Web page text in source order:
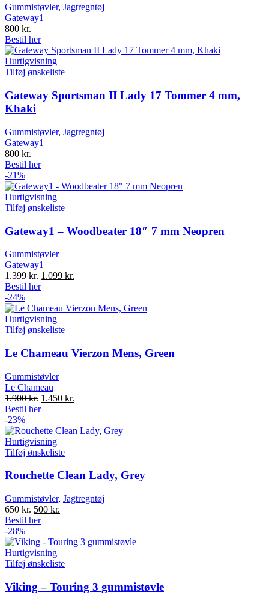
Gummistøvler, Jagtregntøj
Gateway1
800 kr.
Bestil her
Hurtigvisning
Tilføj ønskeliste
Gateway Sportsman II Lady 17 Tommer 4 mm,
Khaki
Gummistøvler, Jagtregntøj
Gateway1
800 kr.
Bestil her
-21%
Hurtigvisning
Tilføj ønskeliste
Gateway1 – Woodbeater 18″ 7 mm Neopren
Gummistøvler
Gateway1
1.399kr. Original
price
1.399 kr..
1.099 kr.
1.099 kr..
Bestil her
-24%
Hurtigvisning
Tilføj ønskeliste
Le Chameau Vierzon Mens, Green
Gummistøvler
Le Chameau
1.900kr. Original
price
1.900 kr..
1.450 kr.
1.450 kr..
Bestil her
-23%
Hurtigvisning
Tilføj ønskeliste
Rouchette Clean Lady, Grey
Gummistøvler, Jagtregntøj
650kr. Original
price
650 kr..
500 kr.
500 kr..
Bestil her
-28%
Hurtigvisning
Tilføj ønskeliste
Viking – Touring 3 gummistøvle